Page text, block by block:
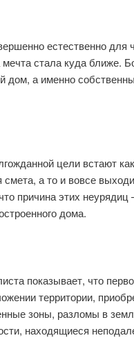
естественно для
стала куда ближе.
дом, а именно
цели встают
а то и вовсе
причина этих
дома.
показывает, что
территории,
зоны, разломы в
находящиеся